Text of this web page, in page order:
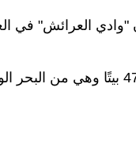
أمّا الشاعر الكبير أحمد شوقي، فقد كتب فيها قصيدة